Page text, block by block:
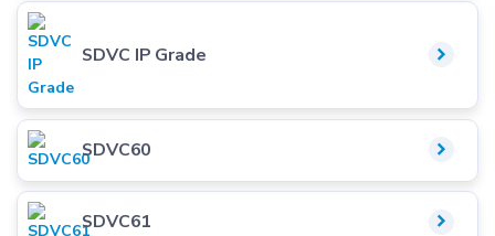
SDVC IP Grade
SDVC60
SDVC61